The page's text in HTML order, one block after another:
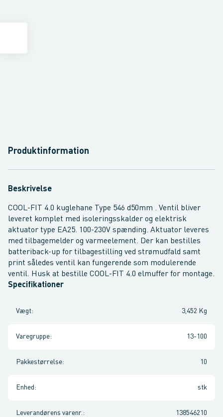
Produktinformation
Beskrivelse
COOL-FIT 4.0 kuglehane Type 546 d50mm . Ventil bliver
leveret komplet med isoleringsskalder og elektrisk
aktuator type EA25. 100-230V spænding. Aktuator leveres
med tilbagemelder og varmeelement. Der kan bestilles
batteriback-up for tilbagestilling ved strømudfald samt
print således ventil kan fungerende som modulerende
ventil. Husk at bestille COOL-FIT 4.0 elmuffer for montage.
Specifikationer
Vægt: 3,452 Kg
Varegruppe: 13-100
Pakkestørrelse: 10
Enhed : stk
Leverandørens varenr. : 138546210